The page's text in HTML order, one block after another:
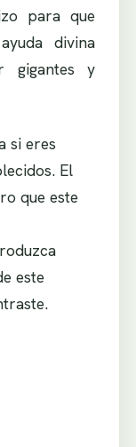
para que
divina
gigantes y
si eres
El
que este
este